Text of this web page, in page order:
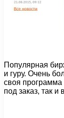
Популярная
и гуру. Очень
своя программа
под заказ, так